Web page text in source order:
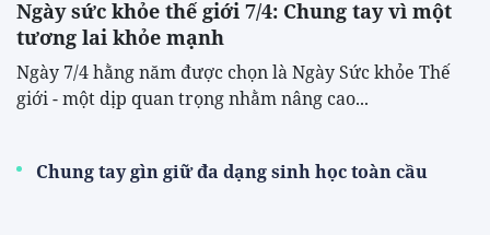
Ngày sức khỏe thế giới 7/4: Chung tay vì một
tương lai khỏe mạnh
Ngày 7/4 hằng năm được chọn là Ngày Sức khỏe Thế
giới - một dịp quan trọng nhằm nâng cao...
Chung tay gìn giữ đa dạng sinh học toàn cầu